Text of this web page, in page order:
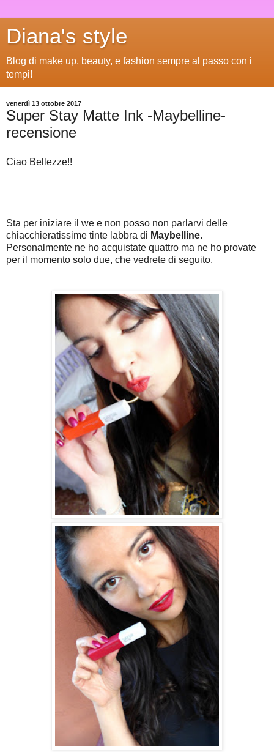
Diana's style
Blog di make up, beauty, e fashion sempre al passo con i
tempi!
venerdì 13 ottobre 2017
Super Stay Matte Ink -Maybelline-
recensione
Ciao Bellezze!!
Sta per iniziare il we e non posso non parlarvi delle
chiacchieratissime tinte labbra di Maybelline.
Personalmente ne ho acquistate quattro ma ne ho provate
per il momento solo due, che vedrete di seguito.